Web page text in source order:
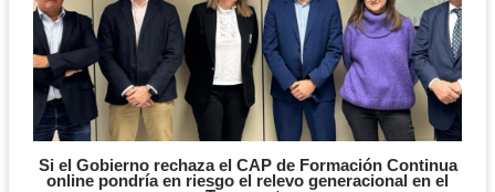
de las actividades del transporte y para que su
y eficiente, una vez más, necesitan de la complicidad y
transportista. Desde AT creemos que es necesario incluir, al
aspectos básicos de las normas ISO, UNE y EN más afectas
(Calidad, Seguridad, Medio Ambiente y Gestión Energética).
Convocatoria y modalidad de exámenes